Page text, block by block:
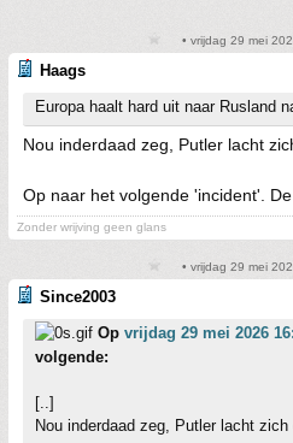
• vrijdag 29 mei
Haags
Europa haalt hard uit naar Rusland
Nou inderdaad zeg, Putler lacht
Op naar het volgende 'incident'.
Zonder wrijving geen glans
• vrijdag 29 mei
Since2003
Op vrijdag 29 mei 2026
volgende:
[..]
Nou inderdaad zeg, Putler lacht